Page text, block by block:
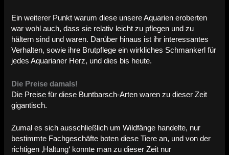
Ein weiterer Punkt warum diese unsere Aquarien eroberten
war wohl auch, dass sie relativ leicht zu pflegen und zu
hältern sind und waren. Darüber hinaus ist ihr interessantes
Verhalten, sowie ihre Brutpflege ein wirkliches Schmankerl für
jedes Aquarianer Herz, und dies bis heute.
Die Preise damals!
Die Preise für diese Buntbarsch-Arten waren zu dieser Zeit
gigantisch.
Zumal es sich ausschließlich um Wildfänge handelte, nur
bestimmte Fachgeschäfte boten diese Tiere an, und von der
richtigen ‚Haltung‘ konnte man zu dieser Zeit nur